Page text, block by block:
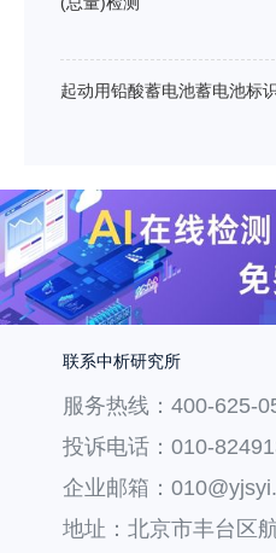
起动用铅酸蓄电池蓄电池标
联系中析研究所
服务热线：400-625-
投诉电话：010-
企业邮箱：
地址：北京市丰台区